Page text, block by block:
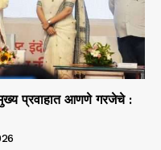
मुख्य प्रवाहात आणणे गरजेचे :